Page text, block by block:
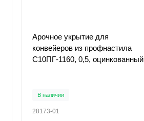
Арочное укрытие для
конвейеров из профнастила
С10ПГ-1160, 0,5, оцинкованный
В наличии
28173-01